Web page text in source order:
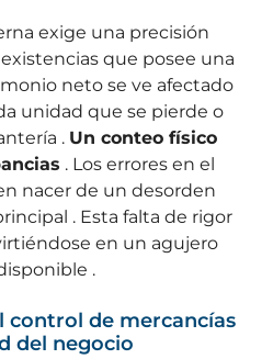
exige una precisión
que posee una
neto se ve afectado
unidad que se pierde o
. Un conteo físico
. Los errores en el
nacer de un desorden
. Esta falta de rigor
en un agujero
.
control de mercancías
del negocio